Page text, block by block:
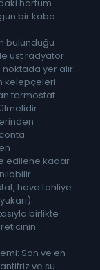
hortum
bir kaba
bulunduğu
üst radyatör
yer alır.
kelepçeleri
termostat
edilene kadar
hava tahliye
birlikte
Son ve en
ve su